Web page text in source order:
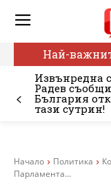
Най-
Извънредна
Радев
България
тази сутрин!
Начало Политика
Парламента...